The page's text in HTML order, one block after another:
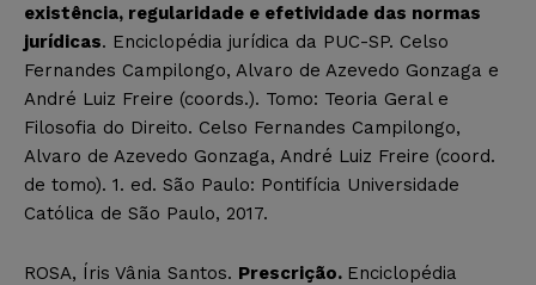
existência, regularidade e efetividade das normas
jurídicas. Enciclopédia jurídica da PUC-SP. Celso
Fernandes Campilongo, Alvaro de Azevedo Gonzaga e
André Luiz Freire (coords.). Tomo: Teoria Geral e
Filosofia do Direito. Celso Fernandes Campilongo,
Alvaro de Azevedo Gonzaga, André Luiz Freire (coord.
de tomo). 1. ed. São Paulo: Pontifícia Universidade
Católica de São Paulo, 2017.
ROSA, Íris Vânia Santos. Prescrição. Enciclopédia